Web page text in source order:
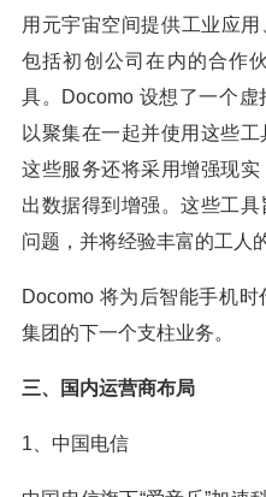
用元宇宙空间提供工业应
包括初创公司在内的合作
具。Docomo 设想了一个
以聚集在一起并使用这些工
这些服务还将采用增强现
出数据得到增强。这些工
问题，并将经验丰富的工人
Docomo 将为后智能手机
集团的下一个支柱业务。
三、国内运营商布局
1、中国电信